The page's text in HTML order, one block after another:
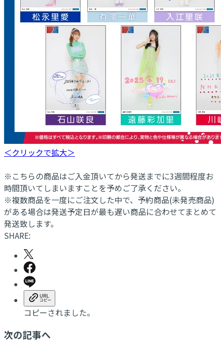
＜クリックで拡大＞
※こちらの商品はご入金頂いてから発送までに3週間程度お
時間頂いてしまいますことを予めご了承ください。
※複数商品を一度にご注文した中で、予約商品(未発売商品)
がある場合は発送予定日が最も遅い商品に合わせてまとめて
発送致します。
SHARE:
コピーされました。
次の記事へ